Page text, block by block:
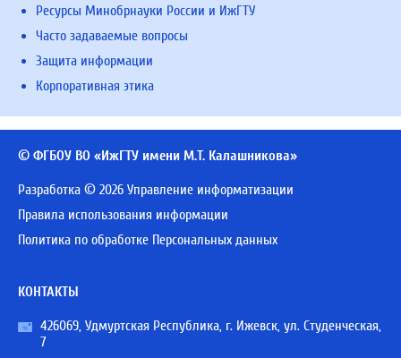
Ресурсы Минобрнауки России и ИжГТУ
Часто задаваемые вопросы
Защита информации
Корпоративная этика
© ФГБОУ ВО «ИжГТУ имени М.Т. Калашникова»
Разработка © 2026 Управление информатизации
Правила использования информации
Политика по обработке Персональных данных
КОНТАКТЫ
426069, Удмуртская Республика, г. Ижевск, ул. Студенческая,
7